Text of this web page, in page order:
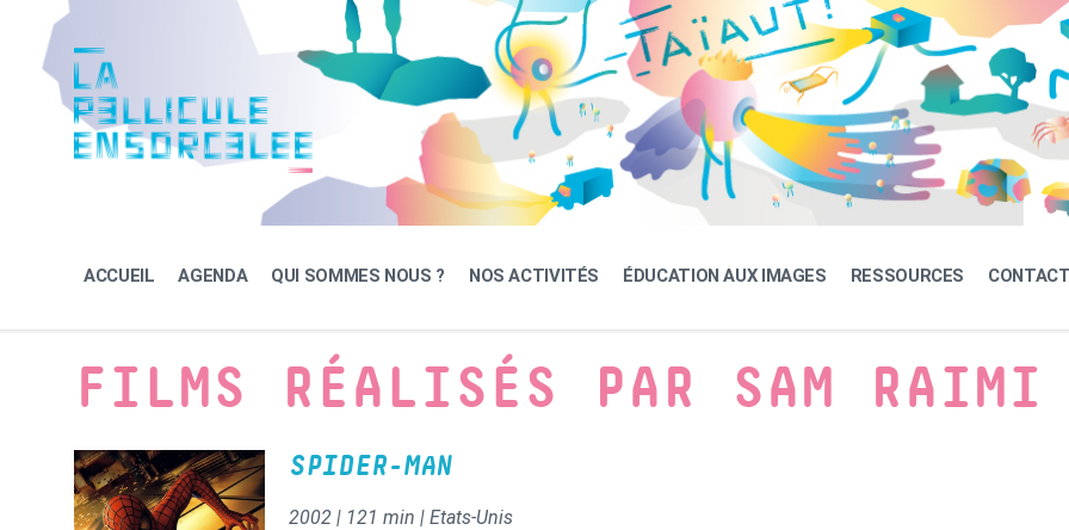
content
navigation
footer
ACCUEIL AGENDA QUI SOMMES NOUS ? NOS ACTIVITÉS ÉDUCATION AUX IMAGES RESSOURCES
FILMS RÉALISÉS PAR SAM RAIMI
SPIDER-MAN
2002 | 121 min | Etats-Unis